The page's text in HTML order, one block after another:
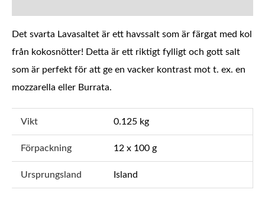
Det svarta Lavasaltet är ett havssalt som är färgat med kol
från kokosnötter! Detta är ett riktigt fylligt och gott salt
som är perfekt för att ge en vacker kontrast mot t. ex. en
mozzarella eller Burrata.
Vikt 0.125 kg
Förpackning 12 x 100 g
Ursprungsland Island